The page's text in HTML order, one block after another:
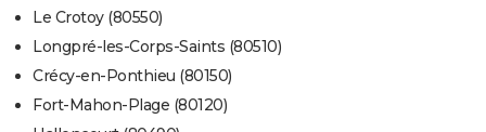
Le Crotoy (80550)
Longpré-les-Corps-Saints (80510)
Crécy-en-Ponthieu (80150)
Fort-Mahon-Plage (80120)